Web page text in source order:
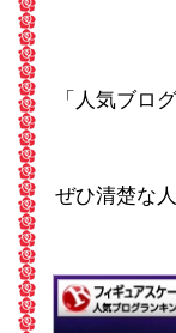
「人気ブロ
ぜひ清楚な